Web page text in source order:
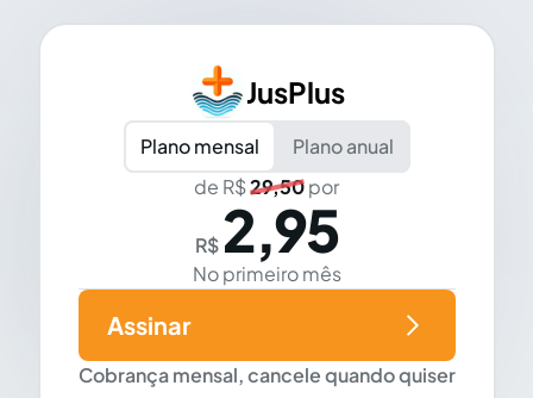
JusPlus
Plano mensal
Plano anual
de R$29,50por
R$ 2,95
No primeiro mês
Cobrança mensal, cancele quando quiser
Assinar